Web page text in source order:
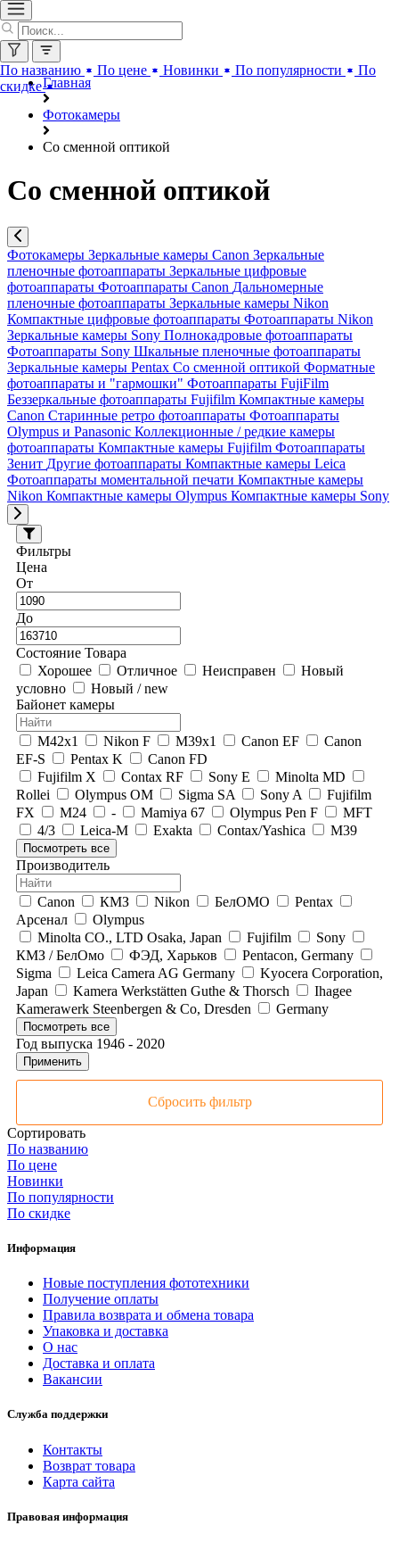
Главная
Фотокамеры
Со сменной оптикой
По названию По цене Новинки По популярности
По
скидке
Со сменной оптикой
Фотокамеры Зеркальные камеры Canon Зеркальные
пленочные фотоаппараты Зеркальные цифровые
фотоаппараты Фотоаппараты Canon Дальномерные
пленочные фотоаппараты Зеркальные камеры Nikon
Компактные цифровые фотоаппараты Фотоаппараты Nikon
Зеркальные камеры Sony Полнокадровые фотоаппараты
Фотоаппараты Sony Шкальные пленочные фотоаппараты
Зеркальные камеры Pentax Со сменной оптикой Форматные
фотоаппараты и "гармошки" Фотоаппараты FujiFilm
Беззеркальные фотоаппараты Fujifilm Компактные камеры
Canon Старинные ретро фотоаппараты Фотоаппараты
Olympus и Panasonic Коллекционные / редкие камеры
фотоаппараты Компактные камеры Fujifilm Фотоаппараты
Зенит Другие фотоаппараты Компактные камеры Leica
Фотоаппараты моментальной печати Компактные камеры
Nikon Компактные камеры Olympus Компактные камеры Sony
Фильтры
Цена
От
До
Состояние Товара
Хорошее
Отличное Неисправен
Новый
условно
Новый / new
Байонет камеры
M42x1 Nikon F M39x1 Canon EF
Canon
EF-S
Pentax K
Canon FD
Fujifilm X
Contax RF Sony E
Minolta MD
Rollei
Olympus OM Sigma SA Sony A
Fujifilm
FX
М24 - Mamiya 67 Olympus Pen F
MFT
4/3
Leica-M Exakta Contax/Yashica М39
Посмотреть все
Производитель
Canon КМЗ Nikon БелОМО
Pentax
Арсенал
Olympus
Minolta CO., LTD Osaka, Japan
Fujifilm
Sony
КМЗ / БелОмо
ФЭД, Харьков
Pentacon, Germany
Sigma
Leica Camera AG Germany
Kyocera Corporation,
Japan
Kamera Werkstätten Guthe & Thorsch
Ihagee
Kamerawerk Steenbergen & Co, Dresden
Germany
Посмотреть все
Год выпуска 1946 - 2020
Применить
Сбросить фильтр
Сортировать
По названию
По цене
Новинки
По популярности
По скидке
Информация
Новые поступления фототехники
Получение оплаты
Правила возврата и обмена товара
Упаковка и доставка
О нас
Доставка и оплата
Вакансии
Служба поддержки
Контакты
Возврат товара
Карта сайта
Правовая информация